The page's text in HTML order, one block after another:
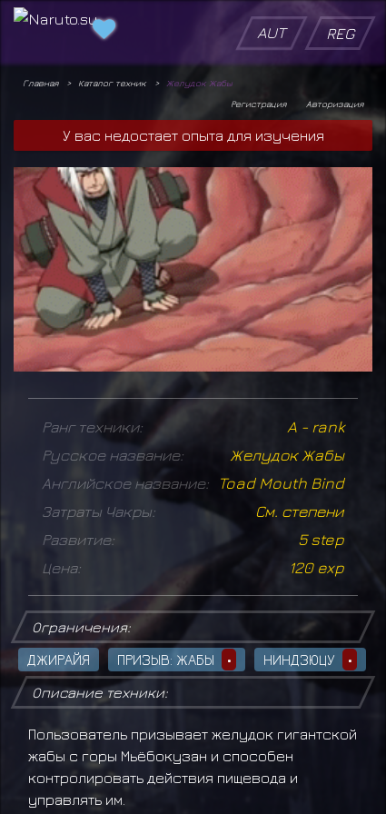
AUT REG
Главная Каталог техник
Желудок Жабы
Авторизация
Регистрация
У вас недостает опыта для изучения
Ранг техники:
A - rank
Русское название:
Желудок Жабы
Английское название:
Toad Mouth Bind
Затраты Чакры:
См. степени
Развитие:
5 step
Цена:
120 exp
Ограничения:
ДЖИРАЙЯ
ПРИЗЫВ: ЖАБЫ • НИНДЗЮЦУ
•
Описание техники:
Пользователь призывает желудок гигантской
жабы с горы Мьёбокузан и способен
контролировать действия пищевода и
управлять им.